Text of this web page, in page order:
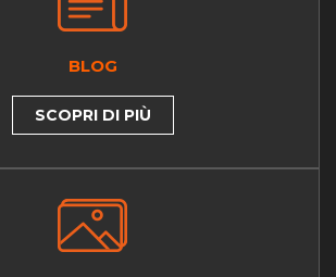
BLOG
SCOPRI DI PIÙ